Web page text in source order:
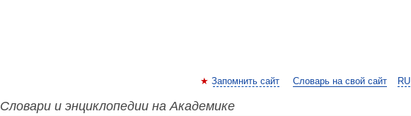
RU
Запомнить сайт Словарь на свой сайт
Словари и энциклопедии на Академике